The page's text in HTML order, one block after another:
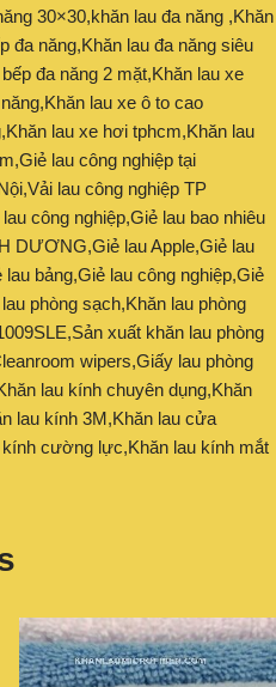
30×30,khăn lau đa năng ,Khăn
đa năng,Khăn lau đa năng siêu
đa năng 2 mặt,Khăn lau xe
lau xe ô to cao
lau xe hơi tphcm,Khăn lau
lau công nghiệp tại
lau công nghiệp TP
công nghiệp,Giẻ lau bao nhiêu
DƯƠNG,Giẻ lau Apple,Giẻ lau
bảng,Giẻ lau công nghiệp,Giẻ
phòng sạch,Khăn lau phòng
xuất khăn lau phòng
wipers,Giấy lau phòng
lau kính chuyên dụng,Khăn
lau kính 3M,Khăn lau cửa
cường lực,Khăn lau kính mắt